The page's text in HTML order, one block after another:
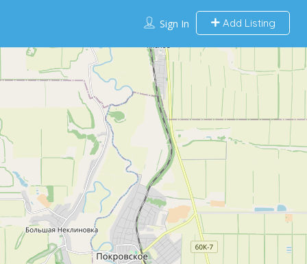
Sign In Add Listing